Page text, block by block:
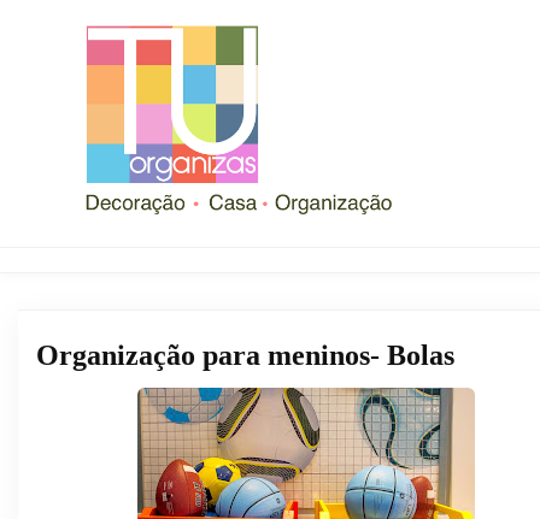
Organização para meninos- Bolas